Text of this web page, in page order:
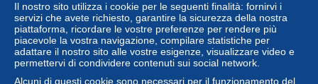
Roma – Arco di Costantino e Colosseo – Antique Postcard
Il nostro sito utilizza i cookie per le seguenti finalità: fornirvi i
servizi che avete richiesto, garantire la sicurezza della nostra
piattaforma, ricordare le vostre preferenze per rendere più
piacevole la vostra navigazione, compilare statistiche per
adattare il nostro sito alle vostre esigenze, visualizzare video e
permettervi di condividere contenuti sui social network.
Alcuni di questi cookie sono necessari per il funzionamento del